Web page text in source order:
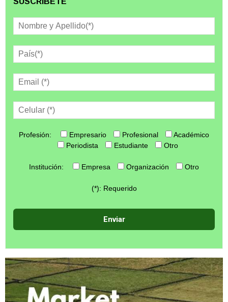
Profesión: Empresario Profesional
Académico
Periodista
Estudiante Otro
Institución: Empresa Organización Otro
(*): Requerido